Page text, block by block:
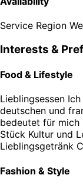
Service Region
Interests &
Food & Lifestyle
Lieblingsessen
deutschen und
bedeutet für mich
Stück Kultur und
Lieblingsgetränk
Fashion & Style